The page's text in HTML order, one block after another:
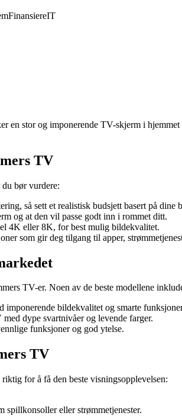
FinansiereIT
stor og imponerende TV-skjerm i
TV
bør vurdere:
så sett et realistisk budsjett basert på dine
og at den vil passe godt inn i rommet ditt.
4K eller 8K, for best mulig bildekvalitet.
som gir deg tilgang til apper,
TV-er. Noen av de beste modellene
imponerende bildekvalitet og smarte
dype svartnivåer og levende farger.
funksjoner og god ytelse.
TV
for å få den beste visningsopplevelsen:
spillkonsoller eller strømmetjenester.